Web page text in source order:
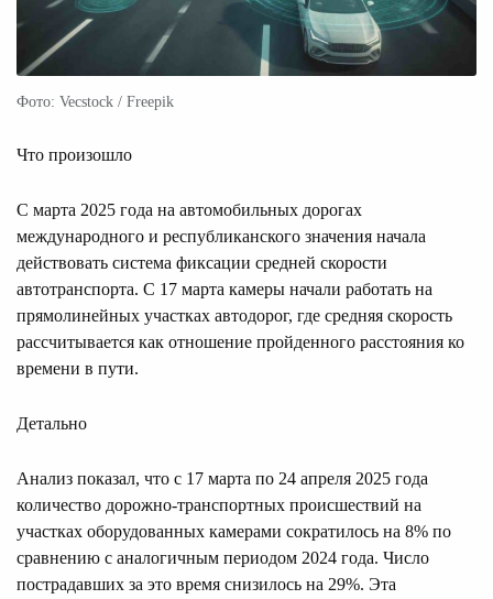
Фото: Vecstock / Freepik
Что произошло
С марта 2025 года на автомобильных дорогах
международного и республиканского значения начала
действовать система фиксации средней скорости
автотранспорта. С 17 марта камеры начали работать на
прямолинейных участках автодорог, где средняя скорость
рассчитывается как отношение пройденного расстояния ко
времени в пути.
Детально
Анализ показал, что с 17 марта по 24 апреля 2025 года
количество дорожно-транспортных происшествий на
участках оборудованных камерами сократилось на 8% по
сравнению с аналогичным периодом 2024 года. Число
пострадавших за это время снизилось на 29%. Эта